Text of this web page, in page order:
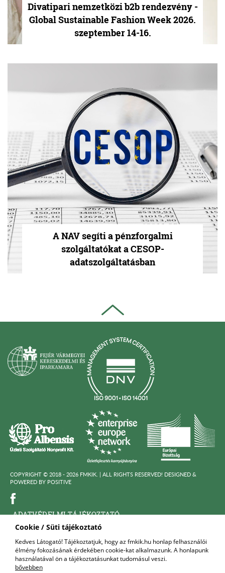
Cookie / Süti tájékoztató
Kedves Látogató! Tájékoztatjuk, hogy az fmkik.hu honlap felhasználói
élmény fokozásának érdekében cookie-kat alkalmazunk. A honlapunk
használatával ön a tájékoztatásunkat tudomásul veszi.
bővebben
Divatipari nemzetközi b2b rendezvény -
Global Sustainable Fashion Week 2026.
szeptember 14-16.
A NAV segíti a pénzforgalmi
szolgáltatókat a CESOP-
adatszolgáltatásban
COPYRIGHT © 2018 - 2026 FMKIK. | ALL RIGHTS RESERVED! DESIGNED &
POWERED BY POSITIVE
ADATVÉDELMI TÁJÉKOZTATÓ
FELNŐTTKÉPZŐ SZERVEZET